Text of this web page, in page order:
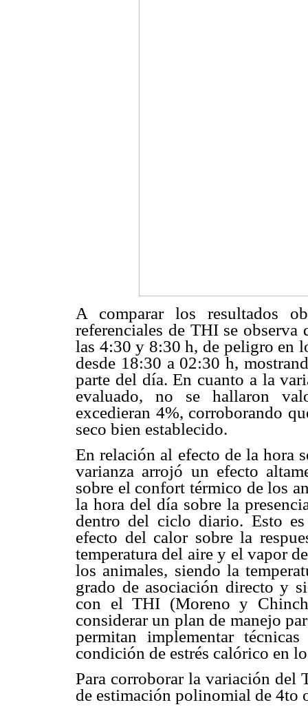
A comparar los resultados
referenciales de THI se observa
las 4:30 y 8:30 h, de peligro en
desde 18:30 a 02:30 h,
parte del día. En cuanto a la
evaluado, no se hallaron
excedieran 4%, corroborando
seco bien establecido.
En relación al efecto de la hora
varianza arrojó un efecto
sobre el confort térmico de los
la hora del día sobre la
dentro del ciclo diario. Esto
efecto del calor sobre la
temperatura del aire y el vapor
los animales, siendo la
grado de asociación directo y
con el THI (Moreno y
considerar un plan de manejo
permitan implementar
condición de estrés calórico en
Para corroborar la variación del
de estimación polinomial de 4to